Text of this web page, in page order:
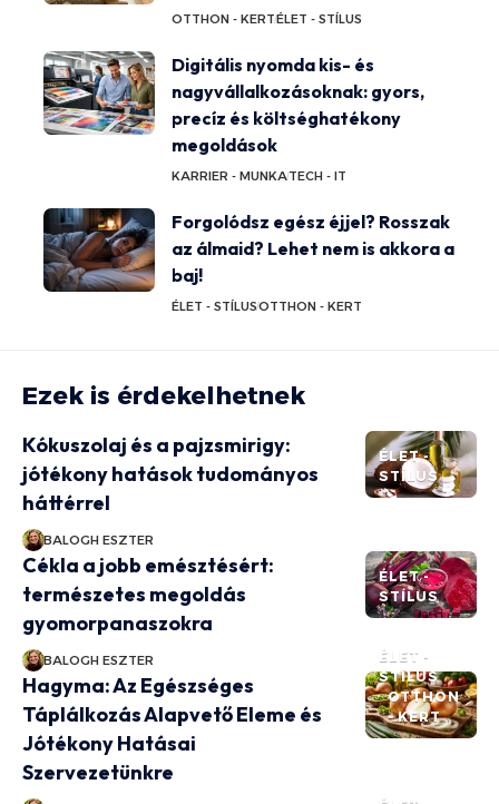
OTTHON - KERTÉLET - STÍLUS
Digitális nyomda kis- és
nagyvállalkozásoknak: gyors,
precíz és költséghatékony
megoldások
KARRIER - MUNKATECH - IT
Forgolódsz egész éjjel? Rosszak
az álmaid? Lehet nem is akkora a
baj!
ÉLET - STÍLUSOTTHON - KERT
Ezek is érdekelhetnek
ÉLET -
STÍLUS
Kókuszolaj és a pajzsmirigy:
jótékony hatások tudományos
háttérrel
BALOGH ESZTER
ÉLET -
STÍLUS
Cékla a jobb emésztésért:
természetes megoldás
gyomorpanaszokra
BALOGH ESZTER
ÉLET -
STÍLUS
OTTHON
- KERT
Hagyma: Az Egészséges
Táplálkozás Alapvető Eleme és
Jótékony Hatásai
Szervezetünkre